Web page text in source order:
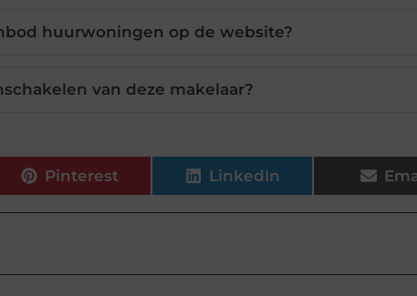
huurwoningen op de website?
van deze makelaar?
Pinterest LinkedIn